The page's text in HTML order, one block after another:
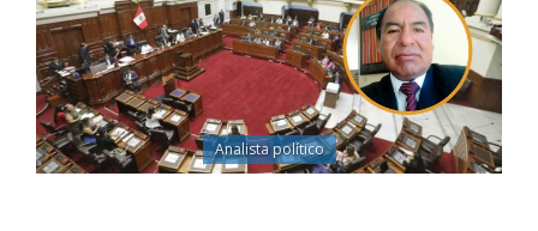
Analista político